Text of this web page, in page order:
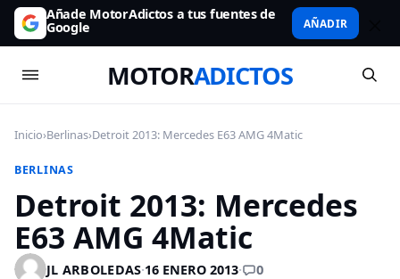
Añade MotorAdictos a tus fuentes de
Google AÑADIR
MOTORADICTOS
Inicio›Berlinas›Detroit 2013: Mercedes E63 AMG 4Matic
BERLINAS
Detroit 2013: Mercedes
E63 AMG 4Matic
JL ARBOLEDAS·16 ENERO 2013· 0